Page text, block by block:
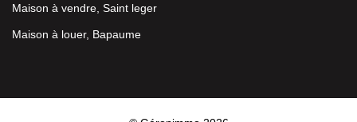
Maison à vendre, Saint leger
Maison à louer, Bapaume